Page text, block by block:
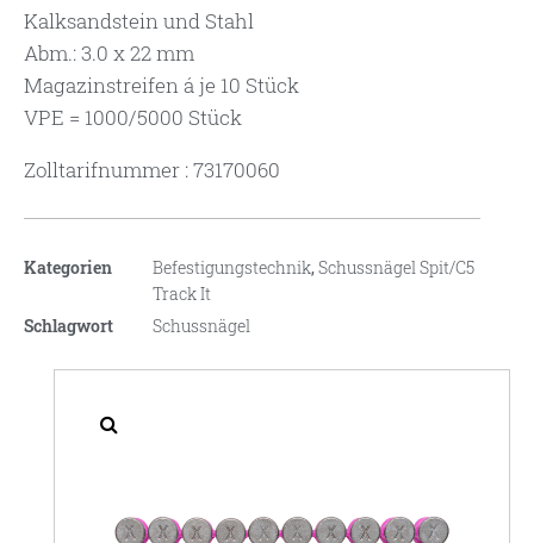
Kalksandstein und Stahl
Abm.: 3.0 x 22 mm
Magazinstreifen á je 10 Stück
VPE = 1000/5000 Stück
Zolltarifnummer : 73170060
Kategorien Befestigungstechnik,Schussnägel Spit/C5
Track It
Schlagwort
Schussnägel